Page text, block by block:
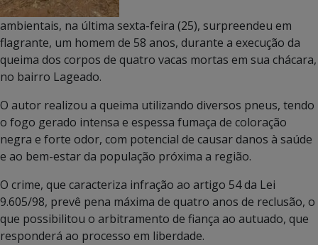
ambientais, na última sexta-feira (25), surpreendeu em
flagrante, um homem de 58 anos, durante a execução da
queima dos corpos de quatro vacas mortas em sua chácara,
no bairro Lageado.
O autor realizou a queima utilizando diversos pneus, tendo
o fogo gerado intensa e espessa fumaça de coloração
negra e forte odor, com potencial de causar danos à saúde
e ao bem-estar da população próxima a região.
O crime, que caracteriza infração ao artigo 54 da Lei
9.605/98, prevê pena máxima de quatro anos de reclusão, o
que possibilitou o arbitramento de fiança ao autuado, que
responderá ao processo em liberdade.